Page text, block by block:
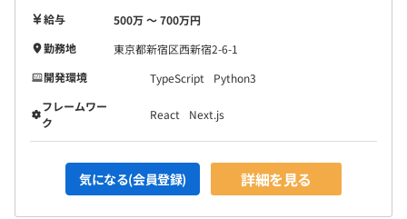
給与
500万 〜 700万円
勤務地
東京都新宿区西新宿2-6-1
開発環境
TypeScript
Python3
フレームワー
ク
React Next.js
気になる(会員登録) 詳細を見る